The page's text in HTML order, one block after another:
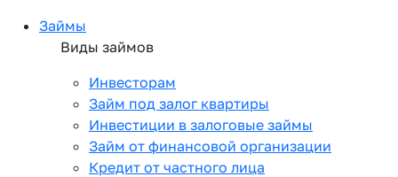
Займы
Виды займов
Инвесторам
Займ под залог квартиры
Инвестиции в залоговые займы
Займ от финансовой организации
Кредит от частного лица